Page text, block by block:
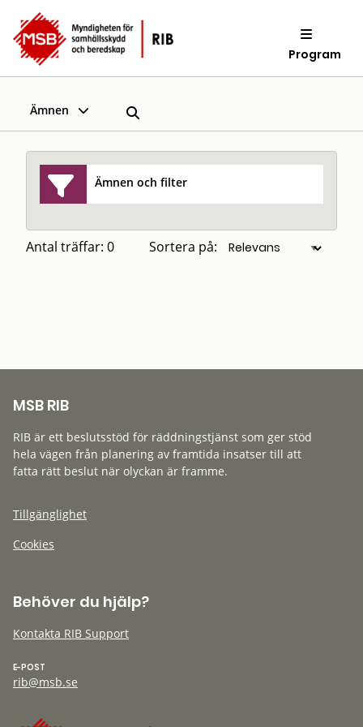
Program
Ämnen
Ämnen och filter
Antal träffar: 0 Sortera på:
MSB RIB
RIB är ett beslutsstöd för räddningstjänst som ger stöd
hela vägen från planering av framtida insatser till att
fatta rätt beslut när olyckan är framme.
Tillgänglighet
Cookies
Behöver du hjälp?
Kontakta RIB Support
E-POST
rib@msb.se